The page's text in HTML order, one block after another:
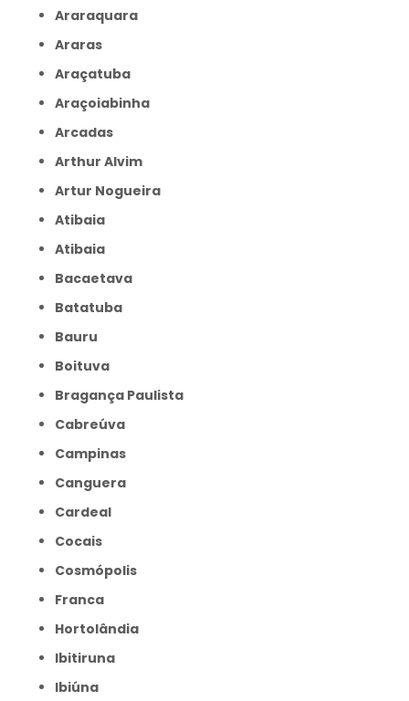
Araraquara
Araras
Araçatuba
Araçoiabinha
Arcadas
Arthur Alvim
Artur Nogueira
Atibaia
Atibaia
Bacaetava
Batatuba
Bauru
Boituva
Bragança Paulista
Cabreúva
Campinas
Canguera
Cardeal
Cocais
Cosmópolis
Franca
Hortolândia
Ibitiruna
Ibiúna